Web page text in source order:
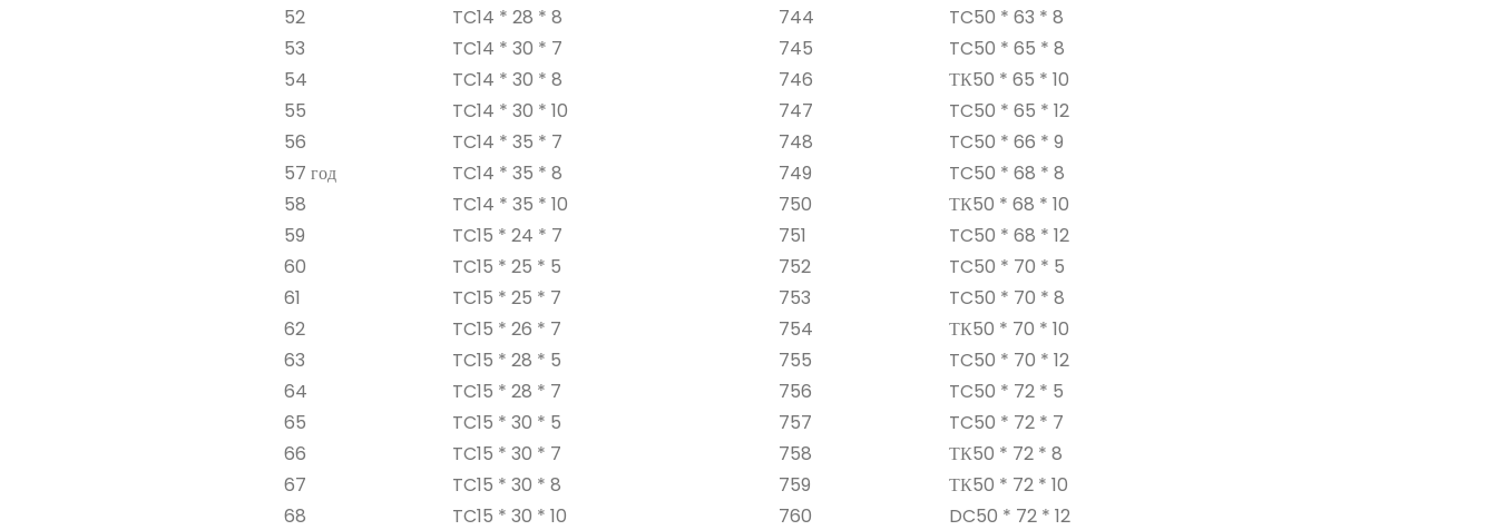
52
TC14 * 28 * 8 744
TC50 * 63 * 8
53
TC14 * 30 * 7 745
TC50 * 65 * 8
54
TC14 * 30 * 8 746
ТК50 * 65 * 10
55
TC14 * 30 * 10 747
TC50 * 65 * 12
56
TC14 * 35 * 7 748
TC50 * 66 * 9
57 год
TC14 * 35 * 8 749
TC50 * 68 * 8
58
TC14 * 35 * 10 750
ТК50 * 68 * 10
59
TC15 * 24 * 7 751
TC50 * 68 * 12
60
TC15 * 25 * 5 752
TC50 * 70 * 5
61
TC15 * 25 * 7 753
TC50 * 70 * 8
62
TC15 * 26 * 7 754
ТК50 * 70 * 10
63
TC15 * 28 * 5 755
TC50 * 70 * 12
64
TC15 * 28 * 7 756
TC50 * 72 * 5
65
TC15 * 30 * 5 757
TC50 * 72 * 7
66
TC15 * 30 * 7 758
ТК50 * 72 * 8
67
TC15 * 30 * 8 759
ТК50 * 72 * 10
68
TC15 * 30 * 10 760
DC50 * 72 * 12